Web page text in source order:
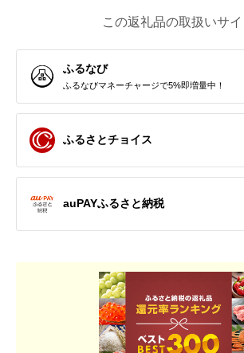
この返礼品の取扱いサイ
ふるなび
ふるなびマネーチャージで5%即増量中！
ふるさとチョイス
auPAYふるさと納税